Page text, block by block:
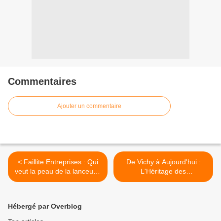
Commentaires
Ajouter un commentaire
< Faillite Entreprises : Qui
veut la peau de la lanceuse
d'alerte ?
De Vichy à Aujourd'hui :
L'Héritage des
Confiscations de Biens
Hébergé par Overblog